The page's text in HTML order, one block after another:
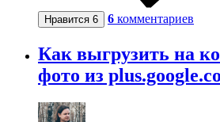
Нравится 6 6 комментариев
Как выгрузить на
фото из